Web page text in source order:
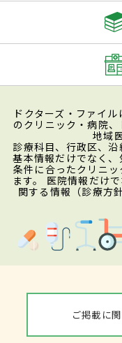
ドクターズ・ファイ
のクリニック・病院
地域
診療科目、行政区、
基本情報だけでなく
条件に合ったクリニ
ます。 医院情報だけ
関する情報（診療方
ご掲載に